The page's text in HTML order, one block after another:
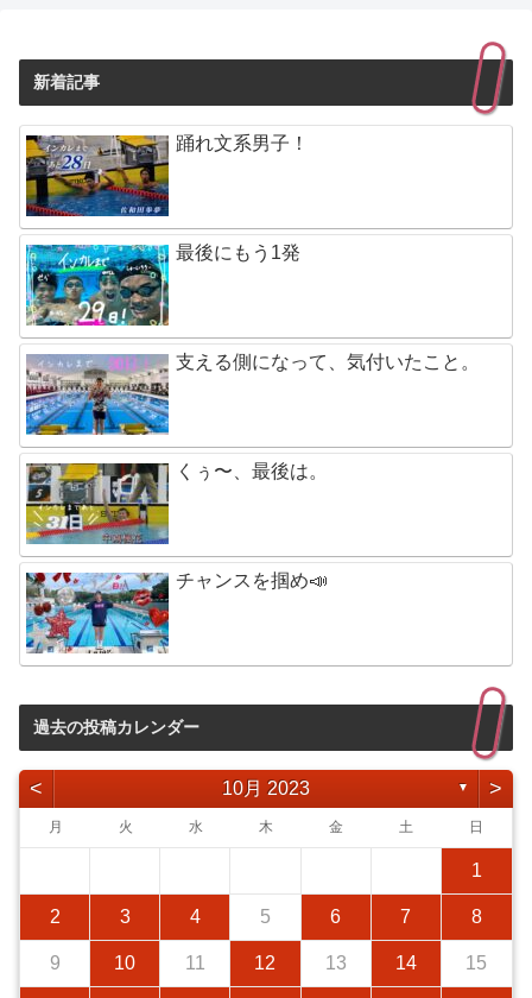
新着記事
踊れ文系男子！
最後にもう1発
支える側になって、気付いたこと。
くぅ〜、最後は。
チャンスを掴め📣
過去の投稿カレンダー
< 10月 2023 ▼ >
月 火 水 木 金 土 日
1
2 3 4 5 6 7 8
9 10 11 12 13 14 15